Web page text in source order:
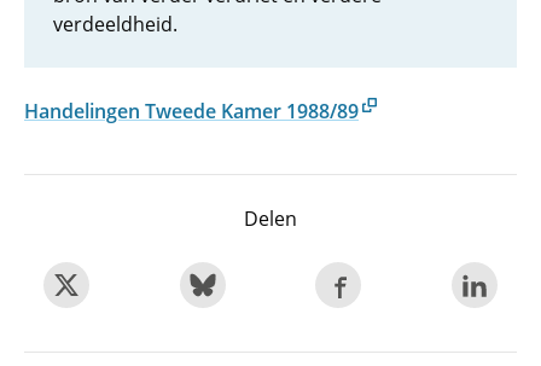
verdeeldheid.
Handelingen Tweede Kamer 1988/89
Delen